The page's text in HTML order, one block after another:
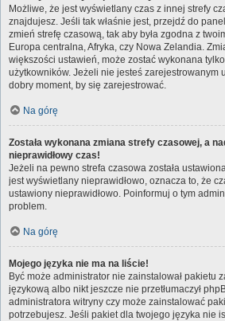
Możliwe, że jest wyświetlany czas z innej strefy
znajdujesz. Jeśli tak właśnie jest, przejdź do
zmień strefę czasową, tak aby była zgodna z
Europa centralna, Afryka, czy Nowa Zelandia.
większości ustawień, może zostać wykonana
użytkowników. Jeżeli nie jesteś zarejestrowanym
dobry moment, by się zarejestrować.
Na górę
Została wykonana zmiana strefy czasowej, a
nieprawidłowy czas!
Jeżeli na pewno strefa czasowa została
jest wyświetlany nieprawidłowo, oznacza to, że
ustawiony nieprawidłowo. Poinformuj o tym
problem.
Na górę
Mojego języka nie ma na liście!
Być może administrator nie zainstalował pakietu
językową albo nikt jeszcze nie przetłumaczył
administratora witryny czy może zainstalować
potrzebujesz. Jeśli pakiet dla twojego języka nie